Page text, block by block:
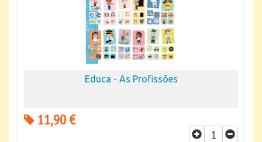
Educa - As Profissões
11,90 €